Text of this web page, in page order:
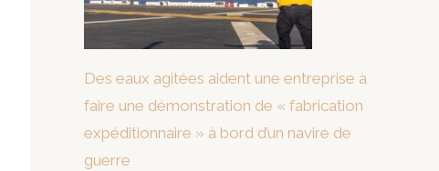
Des eaux agitées aident une entreprise à
faire une démonstration de « fabrication
expéditionnaire » à bord d’un navire de
guerre